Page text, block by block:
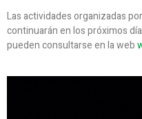
Las actividades organizadas
continuarán en los próximos
pueden consultarse en la web